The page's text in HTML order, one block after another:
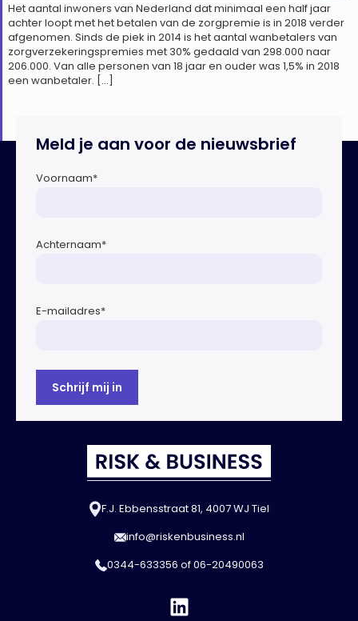
Het aantal inwoners van Nederland dat minimaal een half jaar
achter loopt met het betalen van de zorgpremie is in 2018 verder
afgenomen. Sinds de piek in 2014 is het aantal wanbetalers van
zorgverzekeringspremies met 30% gedaald van 298.000 naar
206.000. Van alle personen van 18 jaar en ouder was 1,5% in 2018
een wanbetaler. […]
Meld je aan voor de nieuwsbrief
Voornaam*
Achternaam*
E-mailadres*
F.J. Ebbensstraat 81, 4007 WJ Tiel
info@riskenbusiness.nl
0344-633356 of06-20490063